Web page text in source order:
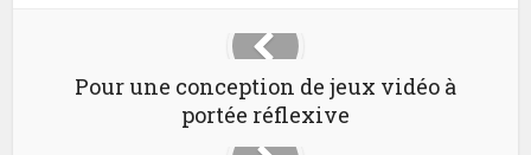
Pour une conception de jeux vidéo à
portée réflexive